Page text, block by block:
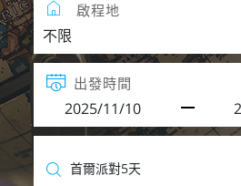
啟程地
出發時間